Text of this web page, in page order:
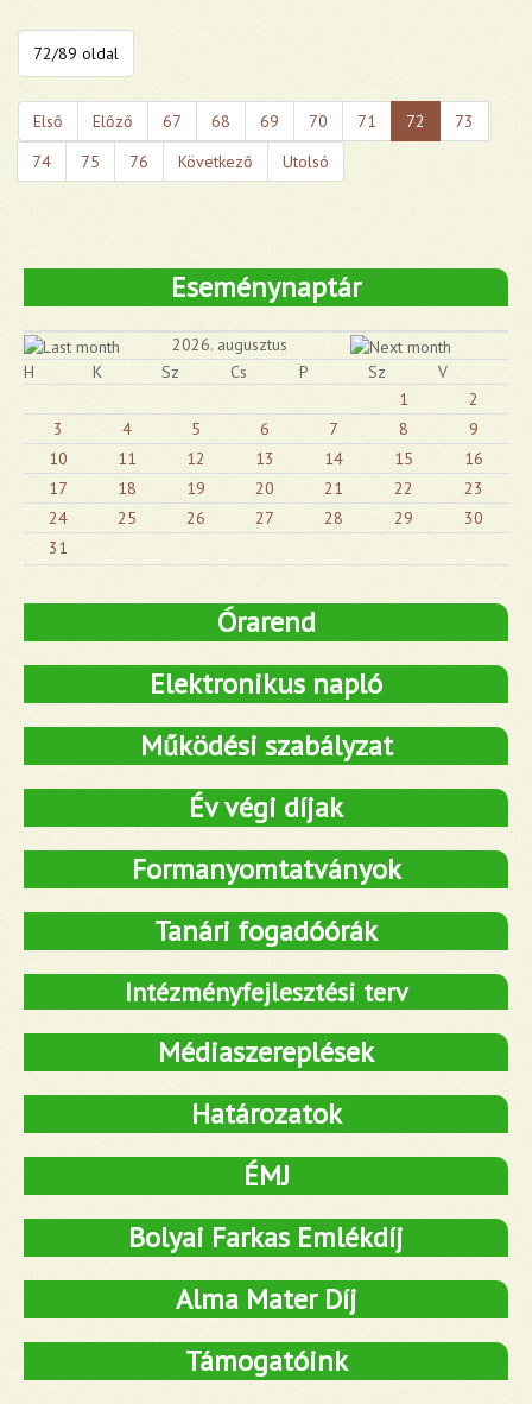
72/89 oldal
Első Előző 67 68 69 70 71 72
73
74
75 76 Következő Utolsó
Eseménynaptár
2026. augusztus
H
K Sz Cs P Sz
V
1
2
3
4 5 6 7 8
9
10
11 12 13 14 15
16
17
18 19 20 21 22
23
24
25 26 27 28 29
30
31
Órarend
Elektronikus napló
Működési szabályzat
Év végi díjak
Formanyomtatványok
Tanári fogadóórák
Intézményfejlesztési terv
Médiaszereplések
Határozatok
ÉMJ
Bolyai Farkas Emlékdíj
Alma Mater Díj
Támogatóink